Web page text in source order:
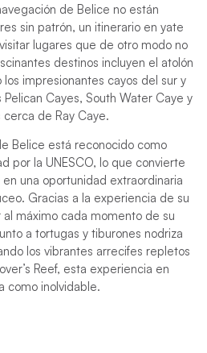
de Belice no están
sin patrón, un itinerario en yate
lugares que de otro modo no
destinos incluyen el atolón
los impresionantes cayos del sur y
Cayes, South Water Caye y
de Ray Caye.
Belice está reconocido como
por la UNESCO, lo que convierte
una oportunidad extraordinaria
Gracias a la experiencia de su
máximo cada momento de su
a tortugas y tiburones nodriza
los vibrantes arrecifes repletos
Reef, esta experiencia en
como inolvidable.